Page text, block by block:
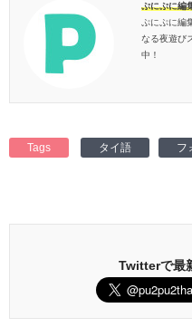
ぷにぷに編
ぷにぷに編
なる夜遊び
中！
Tags タイ語 フ
Twitterで最